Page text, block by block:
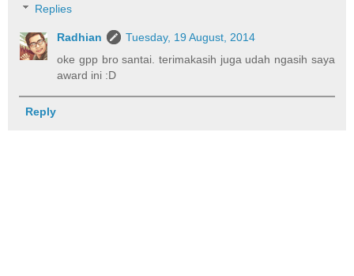
Replies
Radhian
Tuesday, 19 August, 2014
oke gpp bro santai. terimakasih juga udah ngasih saya
award ini :D
Reply